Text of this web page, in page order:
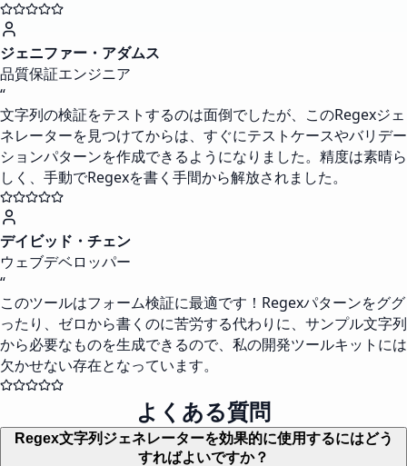
ジェニファー・アダムス
品質保証エンジニア
“
文字列の検証をテストするのは面倒でしたが、このRegexジェ
ネレーターを見つけてからは、すぐにテストケースやバリデー
ションパターンを作成できるようになりました。精度は素晴ら
しく、手動でRegexを書く手間から解放されました。
デイビッド・チェン
ウェブデベロッパー
“
このツールはフォーム検証に最適です！Regexパターンをググ
ったり、ゼロから書くのに苦労する代わりに、サンプル文字列
から必要なものを生成できるので、私の開発ツールキットには
欠かせない存在となっています。
よくある質問
Regex文字列ジェネレーターを効果的に使用するにはどう
すればよいですか？